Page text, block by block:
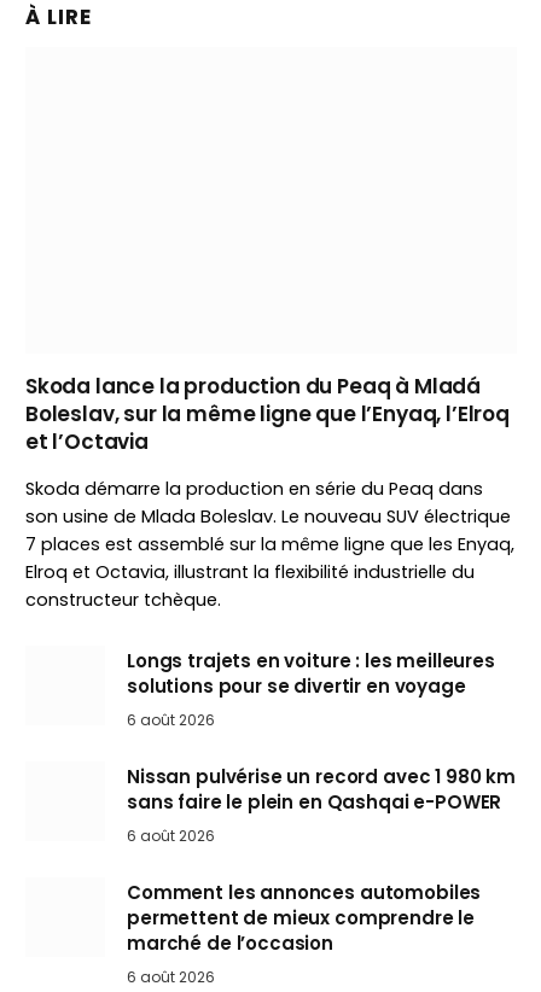
À LIRE
Skoda lance la production du Peaq à Mladá
Boleslav, sur la même ligne que l’Enyaq, l’Elroq
et l’Octavia
Skoda démarre la production en série du Peaq dans
son usine de Mlada Boleslav. Le nouveau SUV électrique
7 places est assemblé sur la même ligne que les Enyaq,
Elroq et Octavia, illustrant la flexibilité industrielle du
constructeur tchèque.
Longs trajets en voiture : les meilleures
solutions pour se divertir en voyage
6 août 2026
Nissan pulvérise un record avec 1 980 km
sans faire le plein en Qashqai e-POWER
6 août 2026
Comment les annonces automobiles
permettent de mieux comprendre le
marché de l’occasion
6 août 2026